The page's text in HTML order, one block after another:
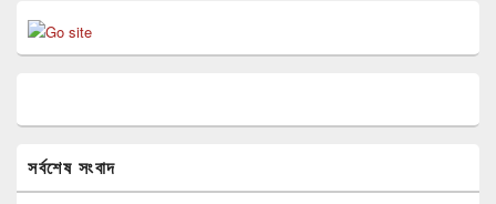
সর্বশেষ সংবাদ